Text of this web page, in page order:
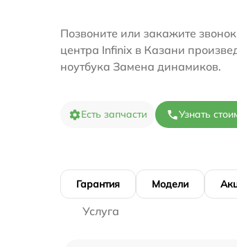
Позвоните или закажите
центра Infinix в Казани
ноутбука Замена динамиков.
Есть запчасти Узнать
Гарантия Модели
Услуга